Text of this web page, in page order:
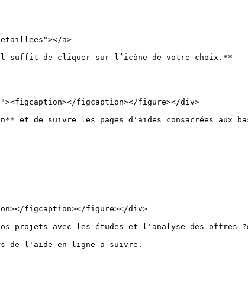
a>
suffit de cliquer sur l’icône de votre choix.**
figcaption></figure></div>
et de suivre les pages d'aides consacrées aux
figcaption></figure></div>
projets avec les études et l'analyse des offres
de l'aide en ligne a suivre.